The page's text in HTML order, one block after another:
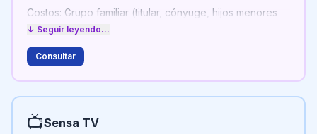
Costos: Grupo familiar (titular, cónyuge, hijos menores
de 21): $11.815,42
↓ Seguir leyendo...
Consultar
📺Sensa TV